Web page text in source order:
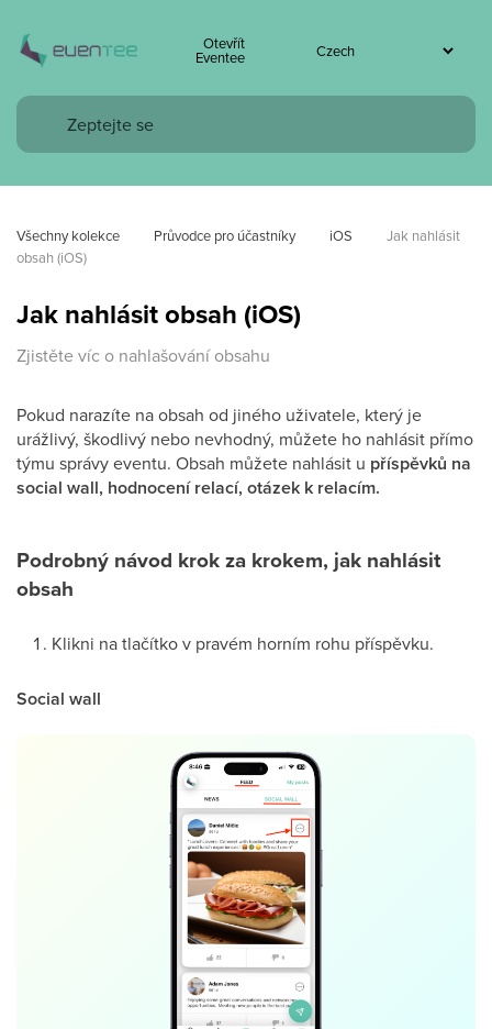
Otevřít
Eventee
Všechny kolekce Průvodce pro účastníky iOS
Jak nahlásit
obsah (iOS)
Jak nahlásit obsah (iOS)
Zjistěte víc o nahlašování obsahu
Pokud narazíte na obsah od jiného uživatele, který je
urážlivý, škodlivý nebo nevhodný, můžete ho nahlásit přímo
týmu správy eventu. Obsah můžete nahlásit u příspěvků na
social wall, hodnocení relací, otázek k relacím.
Podrobný návod krok za krokem, jak nahlásit
obsah
Klikni na tlačítko v pravém horním rohu příspěvku.
Social wall